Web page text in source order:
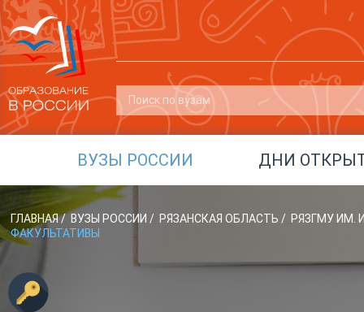
ВУЗЫ РОССИИ ДНИ
ГЛАВНАЯ/ ВУЗЫ РОССИИ / РЯЗАНСКАЯ ОБЛАСТЬ / РЯЗГМУ ИМ.
ФАКУЛЬТАТИВЫ